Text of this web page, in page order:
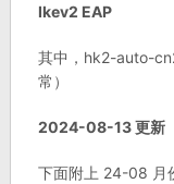
Ikev2 EAP
其中，hk2-auto-
常）
2024-08-13 更新
下面附上 24-08 月